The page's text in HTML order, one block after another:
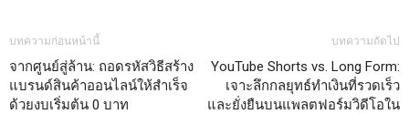
บทความก่อนหน้านี้
จากศูนย์สู่ล้าน: ถอดรหัสวิธีสร้าง
แบรนด์สินค้าออนไลน์ให้สำเร็จ
ด้วยงบเริ่มต้น 0 บาท
บทความถัดไป
YouTube Shorts vs. Long Form:
เจาะลึกกลยุทธ์ทำเงินที่รวดเร็ว
และยั่งยืนบนแพลตฟอร์มวิดีโอใน